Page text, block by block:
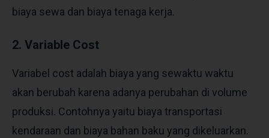
biaya sewa dan biaya tenaga kerja.
2. Variable Cost
Variabel cost adalah biaya yang sewaktu waktu
akan berubah karena adanya perubahan di volume
produksi. Contohnya yaitu biaya transportasi
kendaraan dan biaya bahan baku yang dikeluarkan.